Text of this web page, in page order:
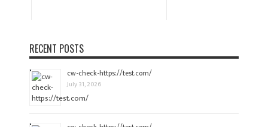
RECENT POSTS
cw-check-https://test.com/
July 31, 2026